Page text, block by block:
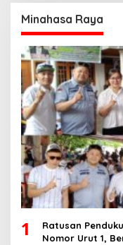
Minahasa Raya
1
Ratusan
Nomor Urut 1,